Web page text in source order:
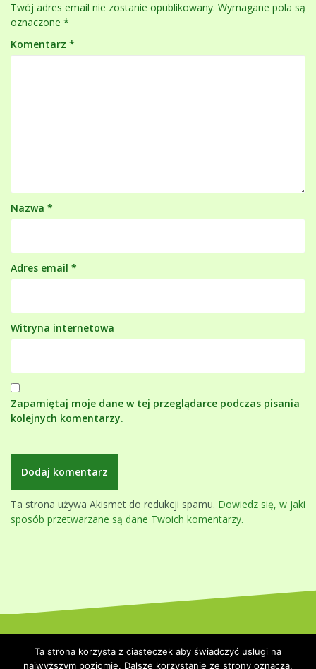
Twój adres email nie zostanie opublikowany. Wymagane pola są
oznaczone *
Komentarz *
Nazwa *
Adres email *
Witryna internetowa
Zapamiętaj moje dane w tej przeglądarce podczas pisania
kolejnych komentarzy.
Ta strona używa Akismet do redukcji spamu. Dowiedz się, w jaki
sposób przetwarzane są dane Twoich komentarzy.
Themeisle.
Ta strona korzysta z ciasteczek aby świadczyć usługi na
najwyższym poziomie. Dalsze korzystanie ze strony oznacza,